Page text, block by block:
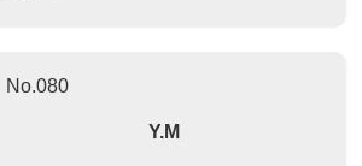
No.080
Y.M